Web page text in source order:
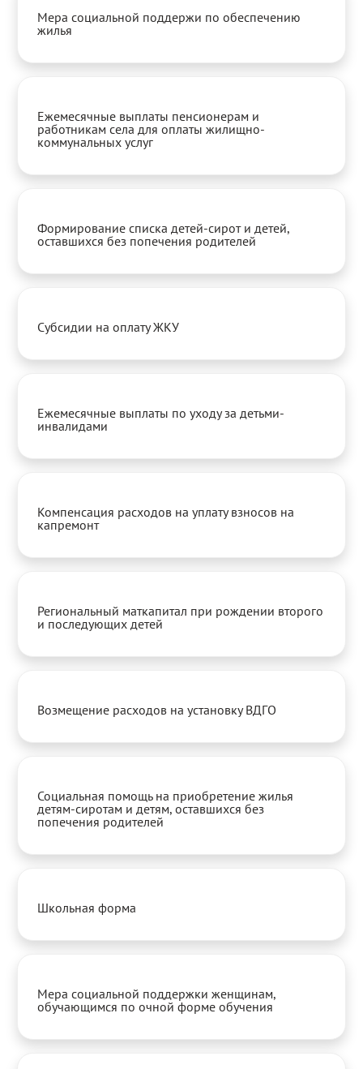
Мера социальной поддержи по обеспечению
жилья
Ежемесячные выплаты пенсионерам и
работникам села для оплаты жилищно-
коммунальных услуг
Формирование списка детей-сирот и детей,
оставшихся без попечения родителей
Субсидии на оплату ЖКУ
Ежемесячные выплаты по уходу за детьми-
инвалидами
Компенсация расходов на уплату взносов на
капремонт
Региональный маткапитал при рождении второго
и последующих детей
Возмещение расходов на установку ВДГО
Социальная помощь на приобретение жилья
детям-сиротам и детям, оставшихся без
попечения родителей
Школьная форма
Мера социальной поддержки женщинам,
обучающимся по очной форме обучения